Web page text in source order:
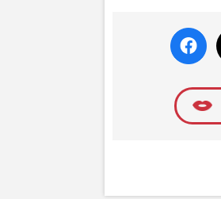
faceboo
k いい
ね
ト